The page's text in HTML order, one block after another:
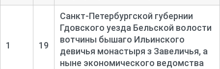
1 19
Санкт-Петербургской губернии
Гдовского уезда Бельской волости
вотчины бышаго Ильинского
девичья монастыря з Завеличья, а
ныне экономического ведомства